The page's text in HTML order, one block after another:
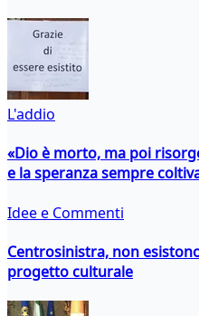
L'addio
«Dio è morto, ma poi
e la speranza sempre
Idee e Commenti
Centrosinistra, non
progetto culturale